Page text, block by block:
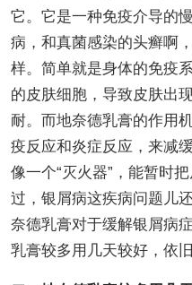
它。它是一种免疫介导的
病，和真菌感染的头癣啊
样。简单就是身体的免疫
的皮肤细胞，导致皮肤出
耐。而地奈德乳膏的作用
疫反应和炎症反应，来减
像一个“灭火器”，能暂时
过，银屑病这疾病问题儿
奈德乳膏对于缓解银屑病
乳膏较多用几天较好，依